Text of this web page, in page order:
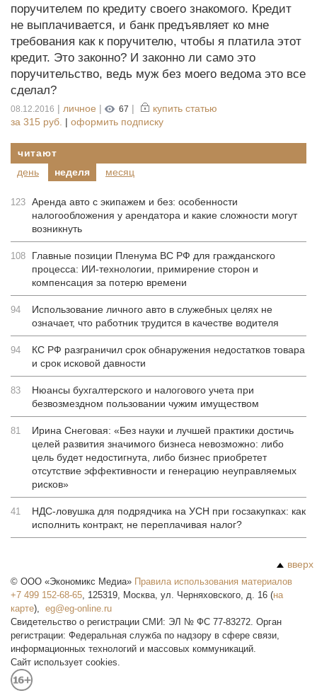
поручителем по кредиту своего знакомого. Кредит
не выплачивается, и банк предъявляет ко мне
требования как к поручителю, чтобы я платила этот
кредит. Это законно? И законно ли само это
поручительство, ведь муж без моего ведома это все
сделал?
08.12.2016 | личное | 67 |
купить статью
за 315 руб. | оформить подписку
читают
день
неделя месяц
123 Аренда авто с экипажем и без: особенности
налогообложения у арендатора и какие сложности могут
возникнуть
108
Главные позиции Пленума ВС РФ для гражданского
процесса: ИИ-технологии, примирение сторон и
компенсация за потерю времени
94
Использование личного авто в служебных целях не
означает, что работник трудится в качестве водителя
94
КС РФ разграничил срок обнаружения недостатков товара
и срок исковой давности
83
Нюансы бухгалтерского и налогового учета при
безвозмездном пользовании чужим имуществом
81
Ирина Снеговая: «Без науки и лучшей практики достичь
целей развития значимого бизнеса невозможно: либо
цель будет недостигнута, либо бизнес приобретет
отсутствие эффективности и генерацию неуправляемых
рисков»
41
НДС-ловушка для подрядчика на УСН при госзакупках: как
исполнить контракт, не переплачивая налог?
вверх
© ООО «Экономикс Медиа» Правила использования материалов
+7 499 152-68-65, 125319, Москва, ул. Черняховского, д. 16 (на
карте),
Свидетельство о регистрации СМИ: ЭЛ № ФС 77-83272. Орган
регистрации: Федеральная служба по надзору в сфере связи,
информационных технологий и массовых коммуникаций.
Сайт использует cookies.